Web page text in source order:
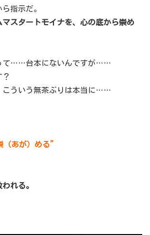
指示だ。
マスタートモイナを、心の底から崇め
て……台本にないんですが……
こういう無茶ぶりは本当に……
（あが）める”
れる。